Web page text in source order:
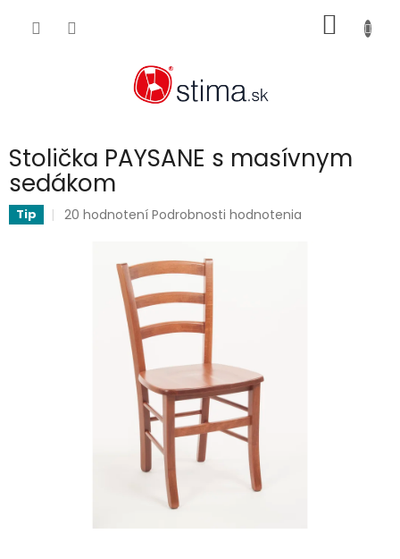
KOŠÍK
Stolička PAYSANE s masívnym
sedákom
Tip
Priemerné
hviezdičiek.
20 hodnotení Podrobnosti hodnotenia